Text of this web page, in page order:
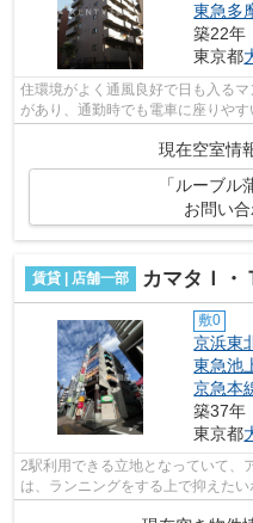
東急多
築22年
東京都
住環境がよく通風良好で日も入る
があり、通勤時でも電車に座りや
現在空室情
「ルーブル
お問い
賃貸 | 店舗一部 カマタＩ・
敷0
京浜東
東急池
京急本
築37年
東京都
2駅利用できる立地となっていて、
は、ランニングをする上で抑えた
利用できる駅があります。初期費用